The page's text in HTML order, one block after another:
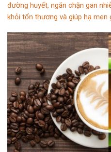
đường huyết, ngăn chặn gan
khỏi tổn thương và giúp hạ men